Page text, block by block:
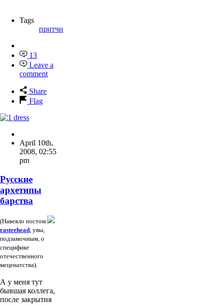
Tags
притчи
13
Leave a
comment
Share
Flag
April 10th,
2008, 02:55
pm
Русские
архетипы
барства
(Навеяло постом
rasteehead , увы,
подзамочным, о
специфике
отечественного
меценатства).
А у меня тут
бывшая коллега,
после закрытия